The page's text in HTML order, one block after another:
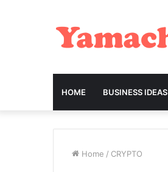
HOME BUSINESS IDEAS
Home / CRYPTO